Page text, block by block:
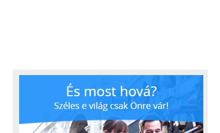
A magyar webáruházakat böngészve viszont azt